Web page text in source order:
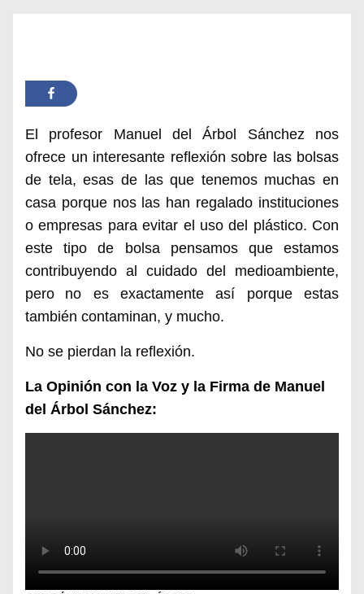
El profesor Manuel del Árbol Sánchez nos
ofrece un interesante reflexión sobre las bolsas
de tela, esas de las que tenemos muchas en
casa porque nos las han regalado instituciones
o empresas para evitar el uso del plástico. Con
este tipo de bolsa pensamos que estamos
contribuyendo al cuidado del medioambiente,
pero
no es exactamente así porque estas
también contaminan, y mucho.
No se pierdan la reflexión.
La Opinión con la Voz y la Firma de Manuel
del Árbol Sánchez: